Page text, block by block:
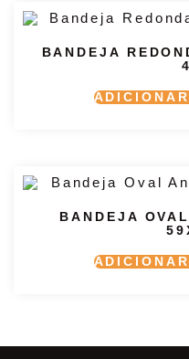
BANDEJA
BANDEJA